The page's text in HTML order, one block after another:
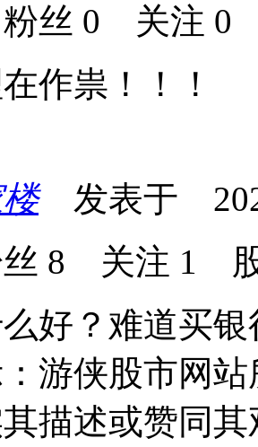
丝 0 关注 0
作祟！！！
发表于
8 关注 1
好？难道买银
游侠股市网
描述或赞同